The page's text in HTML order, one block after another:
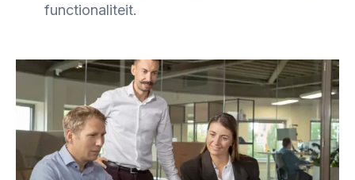
functionaliteit.